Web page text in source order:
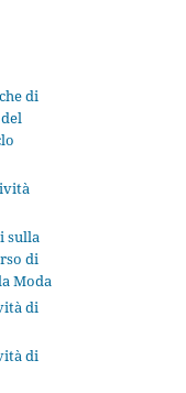
di
sulla
di
Moda
di
di